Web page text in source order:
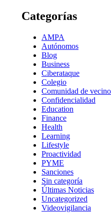
Categorías
AMPA
Autónomos
Blog
Business
Ciberataque
Colegio
Comunidad de
Confidencialidad
Education
Finance
Health
Learning
Lifestyle
Proactividad
PYME
Sanciones
Sin categoría
Últimas Noticias
Uncategorized
Videovigilancia